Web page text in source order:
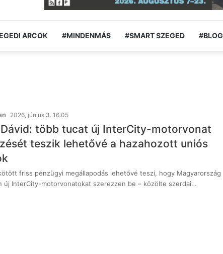
ARCOK #MINDENMÁS #SMART SZEGED #BLOG
2026, június 3. 16:05
több tucat új InterCity-motorvonat
teszik lehetővé a hazahozott uniós
friss pénzügyi megállapodás lehetővé teszi, hogy Magyarország
új InterCity-motorvonatokat szerezzen be – közölte szerdai…